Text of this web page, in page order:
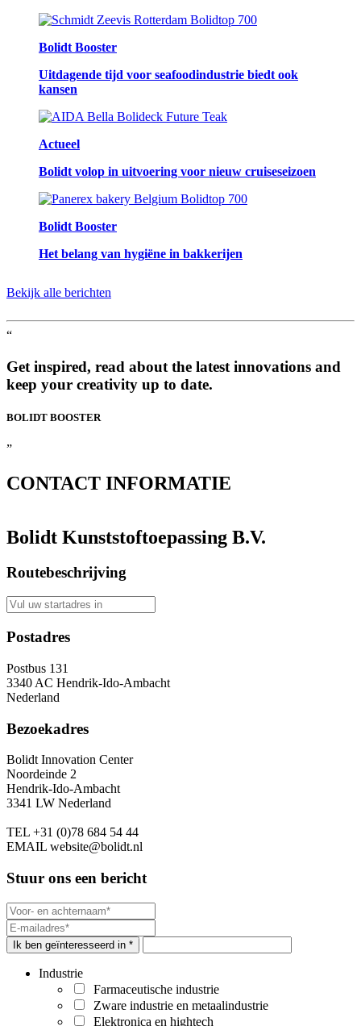
Bolidt Booster
Uitdagende tijd voor seafoodindustrie biedt ook
kansen
Actueel
Bolidt volop in uitvoering voor nieuw cruiseseizoen
Bolidt Booster
Het belang van hygiëne in bakkerijen
Bekijk alle berichten
“
Get inspired, read about the latest innovations and
keep your creativity up to date.
BOLIDT BOOSTER
”
CONTACT INFORMATIE
Bolidt Kunststoftoepassing B.V.
Routebeschrijving
Postadres
Postbus 131
3340 AC Hendrik-Ido-Ambacht
Nederland
Bezoekadres
Bolidt Innovation Center
Noordeinde 2
Hendrik-Ido-Ambacht
3341 LW Nederland
TEL +31 (0)78 684 54 44
EMAIL website@bolidt.nl
Stuur ons een bericht
Ik ben geïnteresseerd in *
Industrie
Farmaceutische industrie
Zware industrie en metaalindustrie
Elektronica en hightech